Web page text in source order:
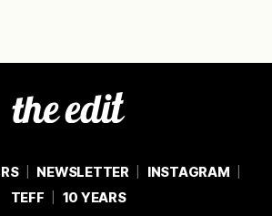
NEWSLETTER
INSTAGRAM
TEFF
10 YEARS